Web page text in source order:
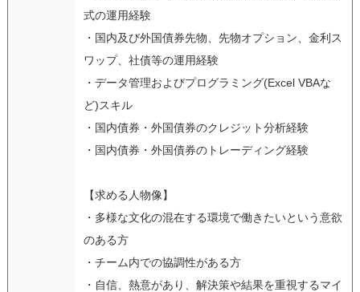
式の運用経験
・国内及び外国債券先物、先物オプション、金利ス
ワップ、社債等の運用経験
・データ管理およびプログラミング(Excel VBAな
ど)スキル
・国内債券・外国債券のクレジット分析経験
・国内債券・外国債券のトレーディング経験
【求める人物像】
・多様な文化の混在する環境で働きたいという意欲
のある方
・チーム内での協調性がある方
・自信、熱意があり、解決策や結果を重視するマイ